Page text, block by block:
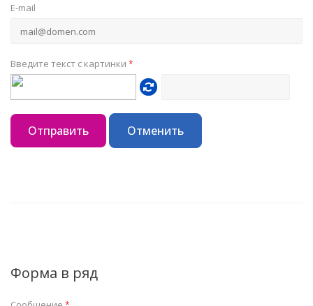
E-mail
Введите текст с картинки *
Отправить Отменить
Форма в ряд